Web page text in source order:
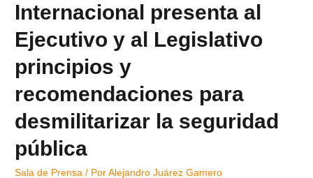
Internacional presenta al
Ejecutivo y al Legislativo
principios y
recomendaciones para
desmilitarizar la seguridad
pública
Sala de Prensa / PorAlejandro Juárez Gamero